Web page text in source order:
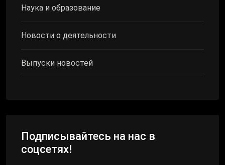
Наука и образование
Новости о деятельности
Выпуски новостей
Подписывайтесь на нас в
соцсетях!